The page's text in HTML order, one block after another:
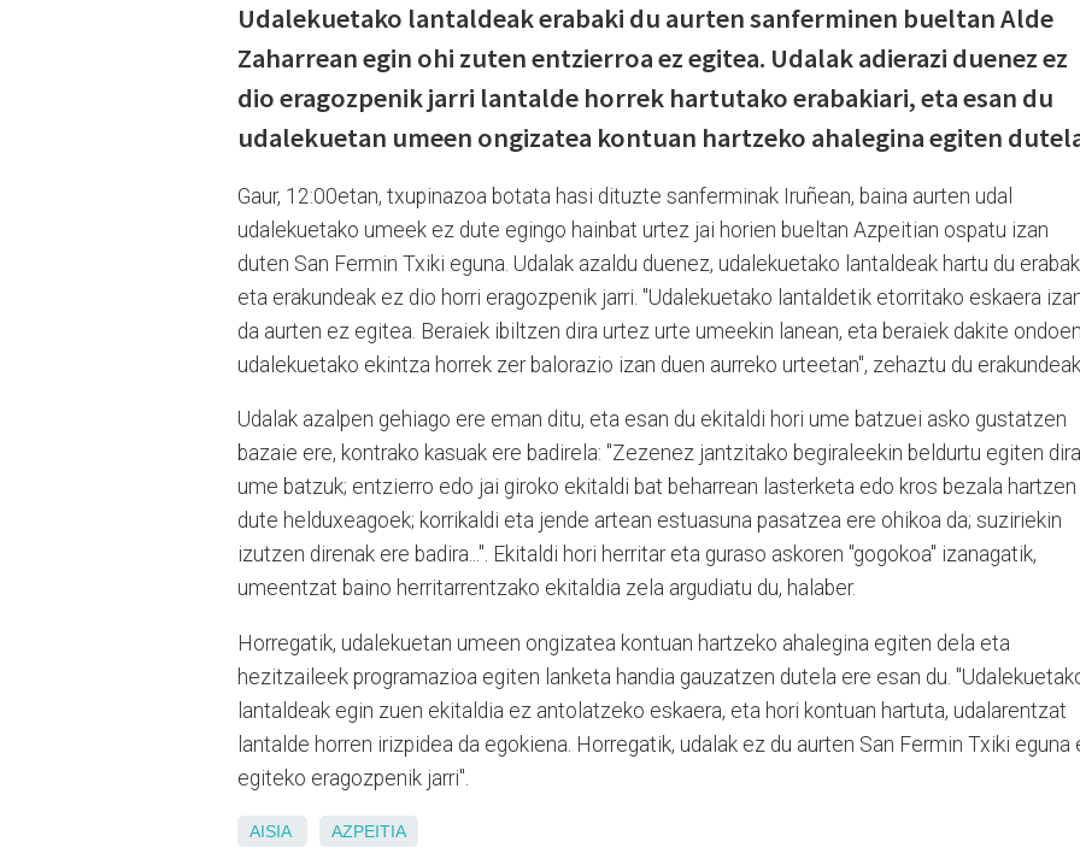
Udalekuetako lantaldeak erabaki du aurten sanferminen bueltan Alde
Zaharrean egin ohi zuten entzierroa ez egitea. Udalak adierazi duenez ez
dio eragozpenik jarri lantalde horrek hartutako erabakiari, eta esan du
udalekuetan umeen ongizatea kontuan hartzeko ahalegina egiten
Gaur, 12:00etan, txupinazoa botata hasi dituzte sanferminak Iruñean, baina aurten udal
udalekuetako umeek ez dute egingo hainbat urtez jai horien bueltan Azpeitian ospatu izan
duten San Fermin Txiki eguna. Udalak azaldu duenez, udalekuetako lantaldeak hartu du
eta erakundeak ez dio horri eragozpenik jarri. "Udalekuetako lantaldetik etorritako eskaera
da aurten ez egitea. Beraiek ibiltzen dira urtez urte umeekin lanean, eta beraiek dakite ondoen
udalekuetako ekintza horrek zer balorazio izan duen aurreko urteetan", zehaztu du erakundeak.
Udalak azalpen gehiago ere eman ditu, eta esan du ekitaldi hori ume batzuei asko gustatzen
bazaie ere, kontrako kasuak ere badirela: "Zezenez jantzitako begiraleekin beldurtu egiten dira
ume batzuk; entzierro edo jai giroko ekitaldi bat beharrean lasterketa edo kros bezala hartzen
dute helduxeagoek; korrikaldi eta jende artean estuasuna pasatzea ere ohikoa da; suziriekin
izutzen direnak ere badira...". Ekitaldi hori herritar eta guraso askoren "gogokoa" izanagatik,
umeentzat baino herritarrentzako ekitaldia zela argudiatu du, halaber.
Horregatik, udalekuetan umeen ongizatea kontuan hartzeko ahalegina egiten dela eta
hezitzaileek programazioa egiten lanketa handia gauzatzen dutela ere esan du.
lantaldeak egin zuen ekitaldia ez antolatzeko eskaera, eta hori kontuan hartuta, udalarentzat
lantalde horren irizpidea da egokiena. Horregatik, udalak ez du aurten San Fermin Txiki eguna
egiteko eragozpenik jarri".
AISIA AZPEITIA